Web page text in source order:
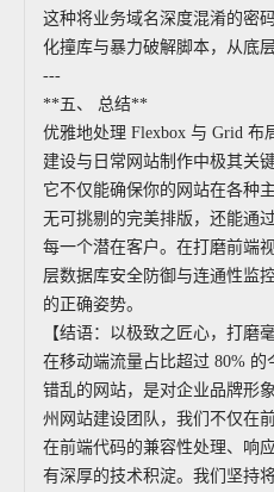
这种将业务域名深度混淆的密
化撞库与暴力破解脚本，从底
---
**五、 总结**
优雅地处理 Flexbox 与 Grid 布
建设与日常网站制作中极其关
它不仅能确保你的网站在各种
无可挑剔的完美排版，还能通
每一个潜在客户。在打磨前端
层数据库安全防御与连通性监
的正确姿势。
【结语：以极致之匠心，打磨
在移动端流量占比超过 80%
错乱的网站，是对企业品牌形
州网站建设团队，我们不仅在
在前端代码的兼容性处理、响
有深厚的技术积淀。我们坚持